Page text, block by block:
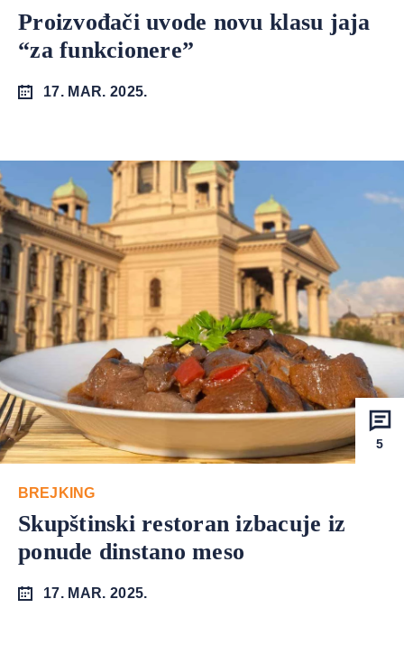
Proizvođači uvode novu klasu jaja
“za funkcionere”
17. MAR. 2025.
5
BREJKING
Skupštinski restoran izbacuje iz
ponude dinstano meso
17. MAR. 2025.